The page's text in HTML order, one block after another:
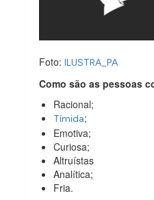
Foto:ILUSTRA_PA
Como são as pessoas
Racional;
Tímida;
Emotiva;
Curiosa;
Altruístas
Analítica;
Fria.